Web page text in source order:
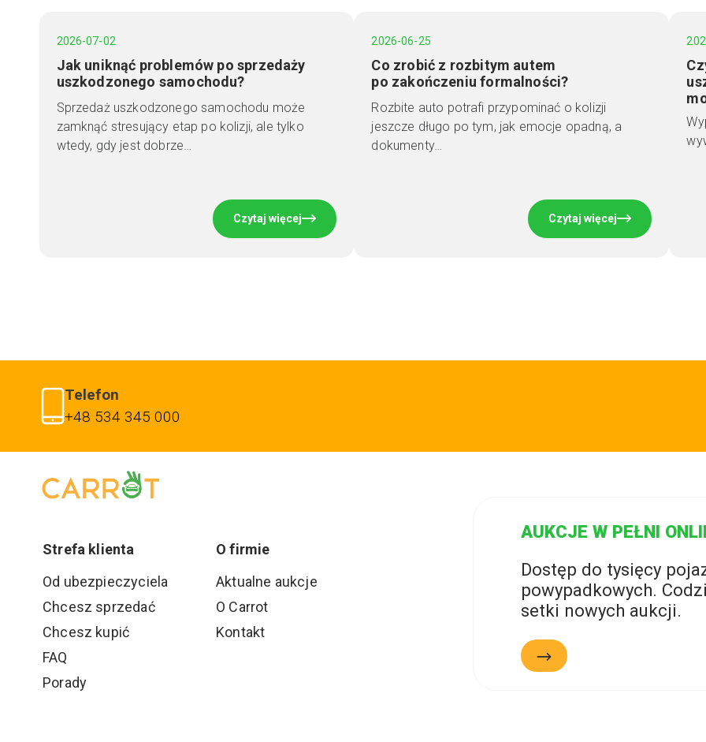
2026-07-02
Jak uniknąć problemów po sprzedaży
uszkodzonego samochodu?
Sprzedaż uszkodzonego samochodu może
zamknąć stresujący etap po kolizji, ale tylko
wtedy, gdy jest dobrze…
Czytaj więcej
2026-06-25
Co zrobić z rozbitym autem
po zakończeniu formalności?
Rozbite auto potrafi przypominać o kolizji
jeszcze długo po tym, jak emocje opadną, a
dokumenty…
Czytaj więcej
Telefon
+48 534 345 000
Strefa klienta
O firmie
Od ubezpieczyciela
Chcesz sprzedać
Chcesz kupić
FAQ
Porady
Aktualne aukcje
O Carrot
Kontakt
AUKCJE W PEŁNI
Dostęp do tysięcy
powypadkowych.
setki nowych aukcji.